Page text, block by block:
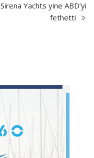
Sirena Yachts yine ABD’yi
fethetti